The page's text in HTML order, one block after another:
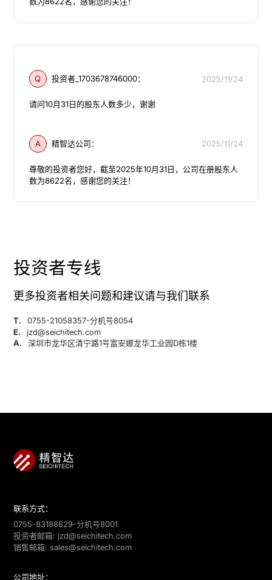
Q 投资者_1703678746000： 2025/11/24
请问10月31日的股东人数多少，谢谢
A 精智达公司： 2025/11/24
尊敬的投资者您好，截至2025年10月31日，公司在册股东人
投资者专线
更多投资者相关问题和建议请与我们联系
T.
0755-21058357-分机号8054
E.
jzd@seichitech.com
A.
深圳市龙华区清宁路1号富安娜龙华工业园D栋1楼
联系方式：
0755-83188629-分机号8001
投资者邮箱: jzd@seichitech.com
销售邮箱: sales@seichitech.com
公司地址：